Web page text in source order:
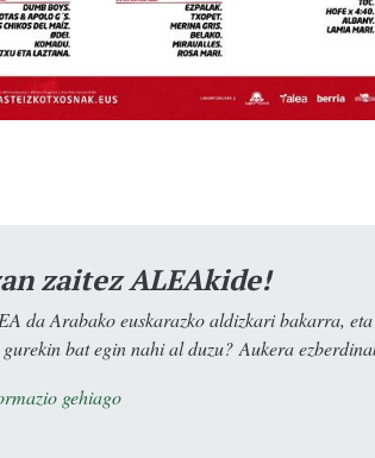
zaitez ALEAkide!
da Arabako euskarazko aldizkari bakarra,
bat egin nahi al duzu? Aukera
gehiago